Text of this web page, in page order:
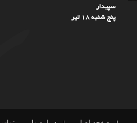
سپیدار
پنج شنبه 18 تیر